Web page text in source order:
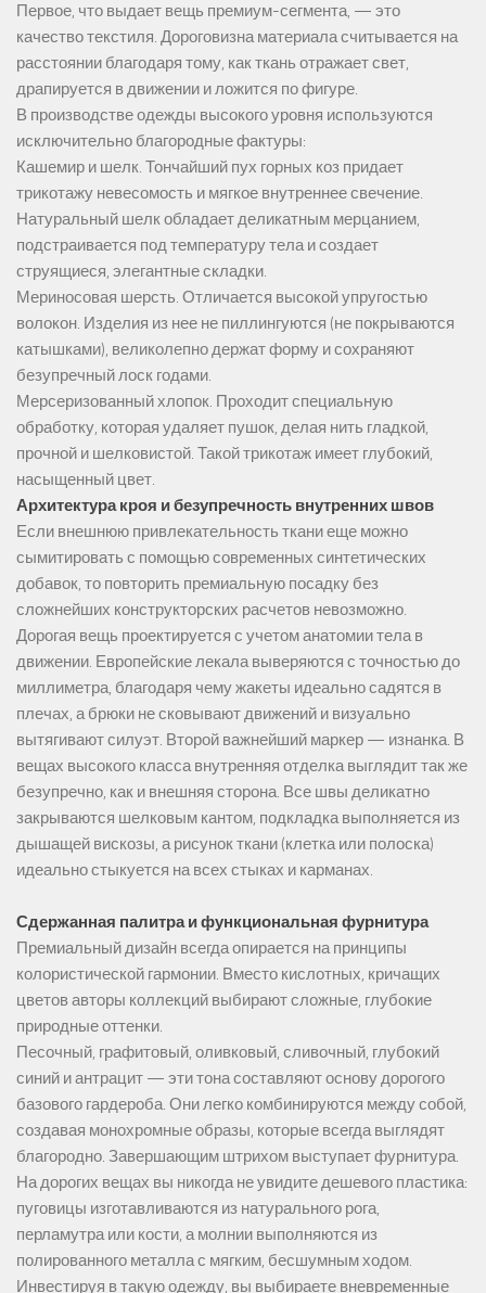
Первое, что выдает вещь премиум-сегмента, — это
качество текстиля. Дороговизна материала считывается на
расстоянии благодаря тому, как ткань отражает свет,
драпируется в движении и ложится по фигуре.
В производстве одежды высокого уровня используются
исключительно благородные фактуры:
Кашемир и шелк. Тончайший пух горных коз придает
трикотажу невесомость и мягкое внутреннее свечение.
Натуральный шелк обладает деликатным мерцанием,
подстраивается под температуру тела и создает
струящиеся, элегантные складки.
Мериносовая шерсть. Отличается высокой упругостью
волокон. Изделия из нее не пиллингуются (не покрываются
катышками), великолепно держат форму и сохраняют
безупречный лоск годами.
Мерсеризованный хлопок. Проходит специальную
обработку, которая удаляет пушок, делая нить гладкой,
прочной и шелковистой. Такой трикотаж имеет глубокий,
насыщенный цвет.
Архитектура кроя и безупречность внутренних швов
Если внешнюю привлекательность ткани еще можно
сымитировать с помощью современных синтетических
добавок, то повторить премиальную посадку без
сложнейших конструкторских расчетов невозможно.
Дорогая вещь проектируется с учетом анатомии тела в
движении. Европейские лекала выверяются с точностью до
миллиметра, благодаря чему жакеты идеально садятся в
плечах, а брюки не сковывают движений и визуально
вытягивают силуэт. Второй важнейший маркер — изнанка. В
вещах высокого класса внутренняя отделка выглядит так же
безупречно, как и внешняя сторона. Все швы деликатно
закрываются шелковым кантом, подкладка выполняется из
дышащей вискозы, а рисунок ткани (клетка или полоска)
идеально стыкуется на всех стыках и карманах.
Сдержанная палитра и функциональная фурнитура
Премиальный дизайн всегда опирается на принципы
колористической гармонии. Вместо кислотных, кричащих
цветов авторы коллекций выбирают сложные, глубокие
природные оттенки.
Песочный, графитовый, оливковый, сливочный, глубокий
синий и антрацит — эти тона составляют основу дорогого
базового гардероба. Они легко комбинируются между собой,
создавая монохромные образы, которые всегда выглядят
благородно. Завершающим штрихом выступает фурнитура.
На дорогих вещах вы никогда не увидите дешевого пластика:
пуговицы изготавливаются из натурального рога,
перламутра или кости, а молнии выполняются из
полированного металла с мягким, бесшумным ходом.
Инвестируя в такую одежду, вы выбираете вневременные